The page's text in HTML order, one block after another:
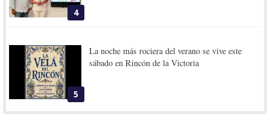
4
5
La noche más rociera del verano se vive este
sábado en Rincón de la Victoria